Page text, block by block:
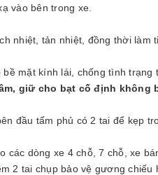
vào bên trong xe.
nhiệt, tản nhiệt, đồng thời
mặt kính lái, chống tình
giữ cho bạt cố định
đầu tấm phủ có 2 tai để kẹp
các dòng xe 4 chỗ, 7 chỗ, xe
2 tai chụp bảo vệ gương